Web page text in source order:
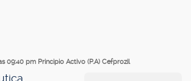
09:40 pm Principio Activo (P.A) Cefprozil